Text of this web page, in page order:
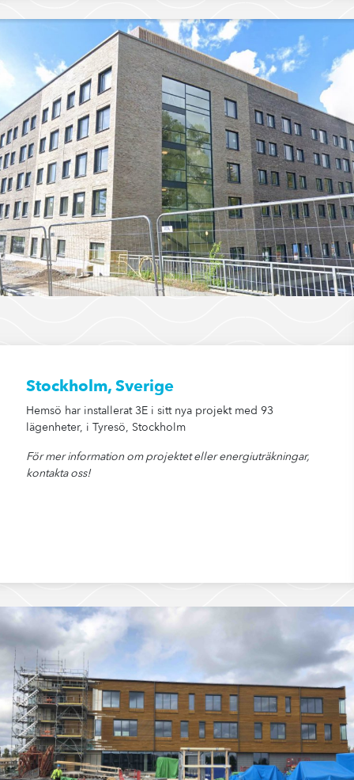
Stockholm, Sverige
Hemsö har installerat 3E i sitt nya projekt med 93
lägenheter, i Tyresö, Stockholm
För mer information om projektet eller energiuträkningar,
kontakta oss!